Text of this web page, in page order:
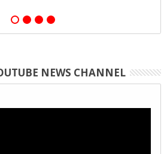
NEWS CHANNEL